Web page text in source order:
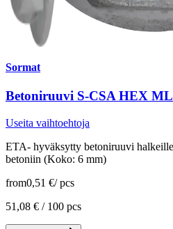
Sormat
Betoniruuvi S-CSA HEX ML
Useita vaihtoehtoja
ETA- hyväksytty betoniruuvi
betoniin (Koko: 6 mm)
from0,51 €/ pcs
51,08 € / 100 pcs